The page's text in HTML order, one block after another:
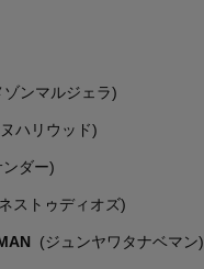
ゾンマルジェラ)
ハリウッド)
ダー)
ストゥディオズ)
(ジュンヤワタナベマン)